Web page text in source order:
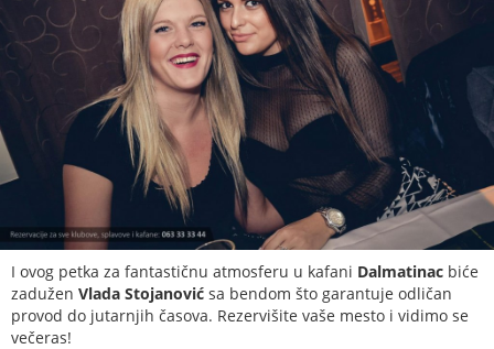
I ovog petka za fantastičnu atmosferu u kafani Dalmatinac biće
zadužen Vlada Stojanović sa bendom što garantuje odličan
provod do jutarnjih časova. Rezervišite vaše mesto i vidimo se
večeras!